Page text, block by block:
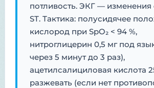
потливость. ЭКГ — изменения
ST. Тактика: полусидячее
кислород при SpO₂ < 94 %,
нитроглицерин 0,5 мг под
через 5 минут до 3 раз),
ацетилсалициловая кислота
разжевать (если нет